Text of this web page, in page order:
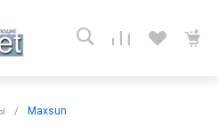
/ Maxsun